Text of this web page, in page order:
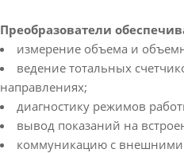
Преобразователи
измерение объема и
ведение тотальных
направлениях;
диагностику режимов
вывод показаний на
коммуникацию с внешними